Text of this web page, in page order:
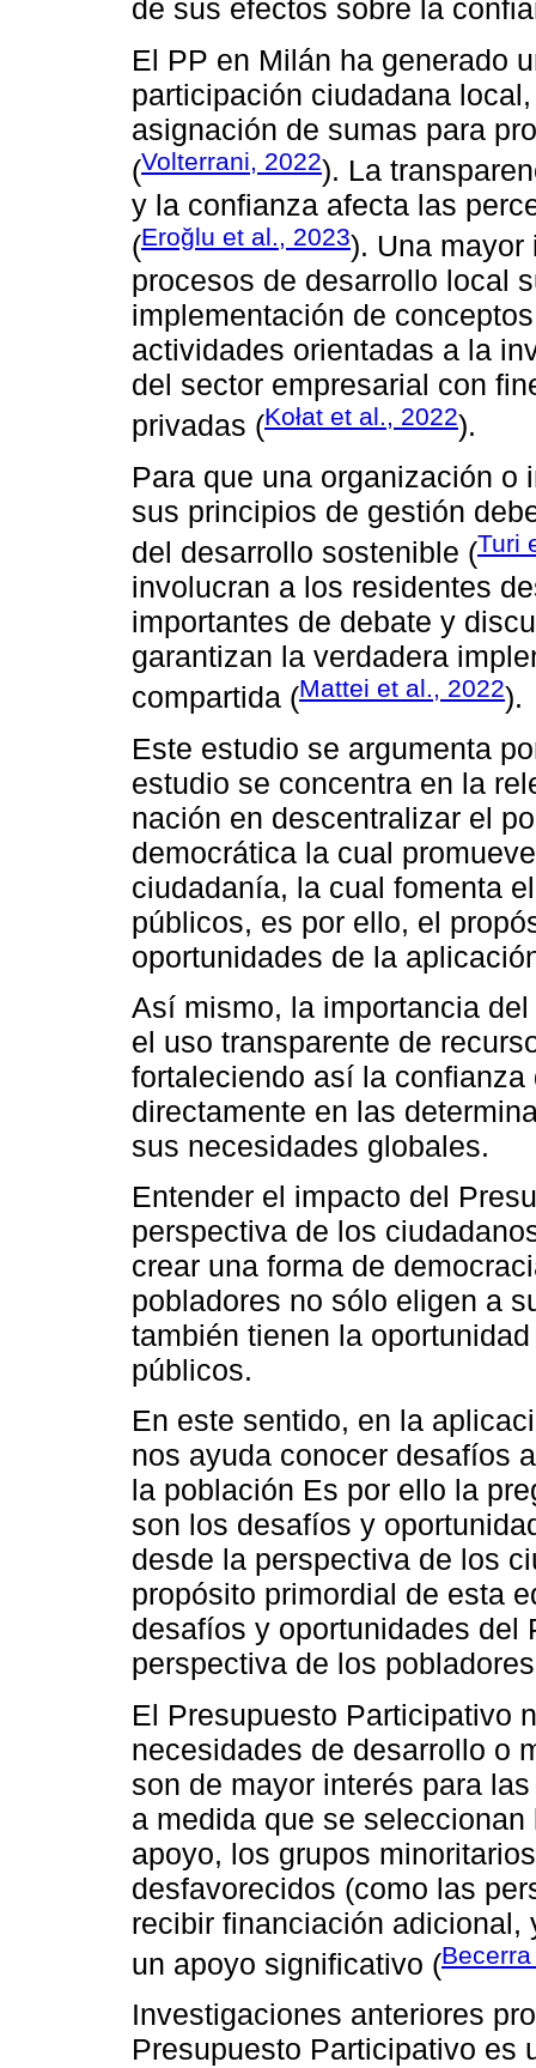
de sus efectos sobre la
El PP en Milán ha generado
participación ciudadana
asignación de sumas para
(Volterrani, 2022). La
y la confianza afecta las
(Eroğlu et al., 2023). Una mayor
procesos de desarrollo local
implementación de
actividades orientadas a la
del sector empresarial con
privadas (Kołat et al., 2022).
Para que una organización
sus principios de gestión
del desarrollo sostenible (Turi
involucran a los residentes
importantes de debate y
garantizan la verdadera
compartida (Mattei et al., 2022).
Este estudio se argumenta
estudio se concentra en la
nación en descentralizar el
democrática la cual
ciudadanía, la cual fomenta
públicos, es por ello, el
oportunidades de la
Así mismo, la importancia
el uso transparente de
fortaleciendo así la
directamente en las
sus necesidades globales.
Entender el impacto del
perspectiva de los
crear una forma de
pobladores no sólo eligen a
también tienen la
públicos.
En este sentido, en la
nos ayuda conocer desafíos
la población Es por ello la
son los desafíos y
desde la perspectiva de los
propósito primordial de esta
desafíos y oportunidades del
perspectiva de los
El Presupuesto Participativo
necesidades de desarrollo o
son de mayor interés para
a medida que se
apoyo, los grupos
desfavorecidos (como las
recibir financiación adicional,
un apoyo significativo (
Investigaciones anteriores
Presupuesto Participativo es